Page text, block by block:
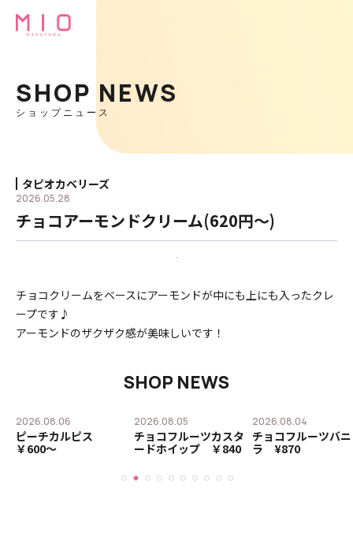
SHOP NEWS
ショップニュース
タピオカベリーズ
2026.05.28
チョコアーモンドクリーム(620円〜)
チョコクリームをベースにアーモンドが中にも上にも入ったクレ
ープです♪
アーモンドのザクザク感が美味しいです！
SHOP NEWS
2026.08.06
ピーチカルピス
￥600〜
2026.08.05
チョコフルーツカスタ
ードホイップ ￥840
2026.08.04
チョコフルーツバニ
ラ ¥870